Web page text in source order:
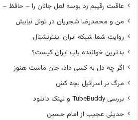
عاقبت رقیبم زد بوسه لعل جانان را – حافظ
من و محمدرضا شجریان در تونل نیایش
روایت شما شبکه ایران اینترنشنال
بدترین خواننده پاپ ایران کیست؟
اگر چه دل به کسی داد، جان ماست هنوز
مرگ بر اسرائیل بچه کش
بررسی TubeBuddy و لینک دانلود
حدیثی عجیب از امام حسین